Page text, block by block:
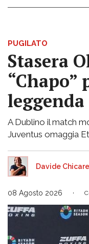
PUGILATO
Stasera
“Chapo”
leggenda
A Dublino il match
Juventus omaggia
Davide
08 Agosto 2026